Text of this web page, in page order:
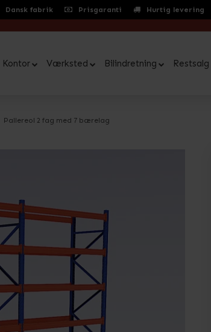
Dansk fabrik Prisgaranti Hurtig levering
Kontor Værksted Bilindretning Restsalg
Pallereol 2 fag med 7 bærelag